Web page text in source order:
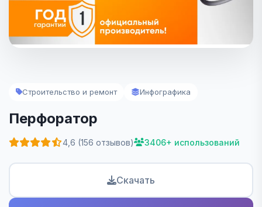
Строительство и ремонт Инфографика
Перфоратор
4,6 (156 отзывов) 3406+ использований
Скачать